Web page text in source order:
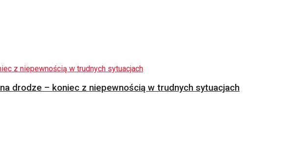
drodze – koniec z niepewnością w trudnych sytuacjach